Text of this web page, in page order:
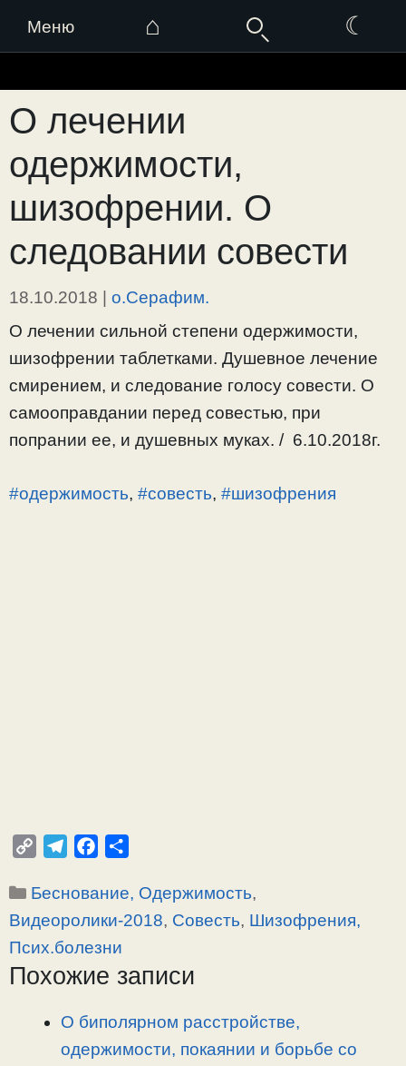
Меню ⌂ ☾
к
содержимому
О лечении
одержимости,
шизофрении. О
следовании совести
18.10.2018 | о.Серафим.
О лечении сильной степени одержимости,
шизофрении таблетками. Душевное лечение
смирением, и следование голосу совести. О
самооправдании перед совестью, при
попрании ее, и душевных муках. / 6.10.2018г.
#одержимость, #совесть, #шизофрения
p
y
n
l
e
a
c
e
o
р
и
Рубрики
Беснование, Одержимость,
Видеоролики-2018, Совесть, Шизофрения,
Псих.болезни
Похожие записи
О биполярном расстройстве,
одержимости, покаянии и борьбе со